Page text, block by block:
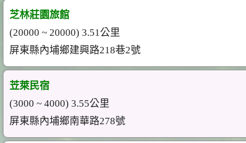
芝林莊園旅館
(20000 ~ 20000) 3.51公里
屏東縣內埔鄉建興路218巷2號
苙萊民宿
(3000 ~ 4000) 3.55公里
屏東縣內埔鄉南華路278號